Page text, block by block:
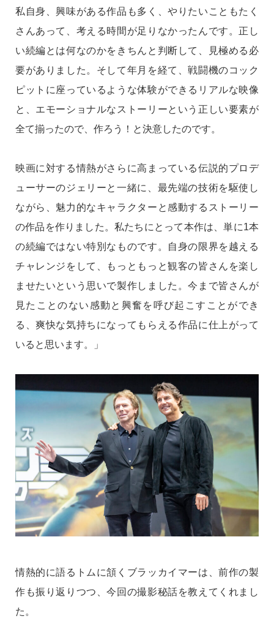
私自身、興味がある作品も多く、やりたいこともたく
さんあって、考える時間が足りなかったんです。正し
い続編とは何なのかをきちんと判断して、見極める必
要がありました。そして年月を経て、戦闘機のコック
ピットに座っているような体験ができるリアルな映像
と、エモーショナルなストーリーという正しい要素が
全て揃ったので、作ろう！と決意したのです。
映画に対する情熱がさらに高まっている伝説的プロデ
ューサーのジェリーと一緒に、最先端の技術を駆使し
ながら、魅力的なキャラクターと感動するストーリー
の作品を作りました。私たちにとって本作は、単に1本
の続編ではない特別なものです。自身の限界を越える
チャレンジをして、もっともっと観客の皆さんを楽し
ませたいという思いで製作しました。今まで皆さんが
見たことのない感動と興奮を呼び起こすことができ
る、爽快な気持ちになってもらえる作品に仕上がって
いると思います。」
情熱的に語るトムに頷くブラッカイマーは、前作の製
作も振り返りつつ、今回の撮影秘話を教えてくれまし
た。